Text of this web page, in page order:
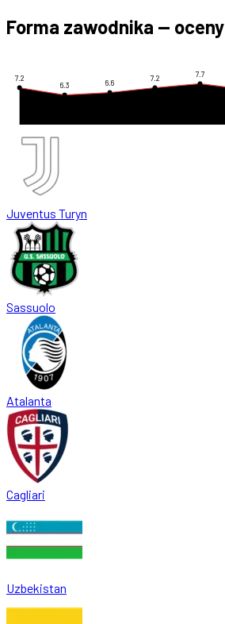
Forma zawodnika — oceny
7.2
6.3
6.6
7.2 7.7
Juventus Turyn
Sassuolo
Atalanta
Cagliari
Uzbekistan